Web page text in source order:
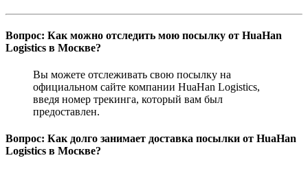
Вопрос: Как можно отследить мою посылку от HuaHan
Logistics в Москве?
Вы можете отслеживать свою посылку на
официальном сайте компании HuaHan Logistics,
введя номер трекинга, который вам был
предоставлен.
Вопрос: Как долго занимает доставка посылки от HuaHan
Logistics в Москве?